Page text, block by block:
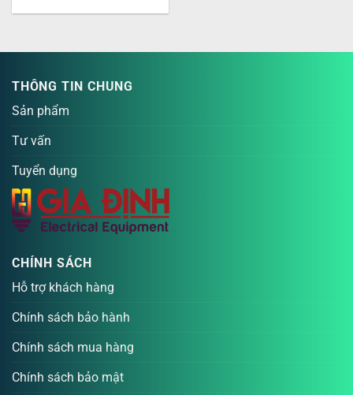
THÔNG TIN CHUNG
Sản phẩm
Tư vấn
Tuyển dụng
CHÍNH SÁCH
Hỗ trợ khách hàng
Chính sách bảo hành
Chính sách mua hàng
Chính sách bảo mật